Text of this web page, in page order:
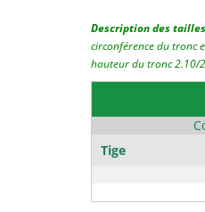
Description des tailles
circonférence du tronc
hauteur du tronc 2.10/
Tige